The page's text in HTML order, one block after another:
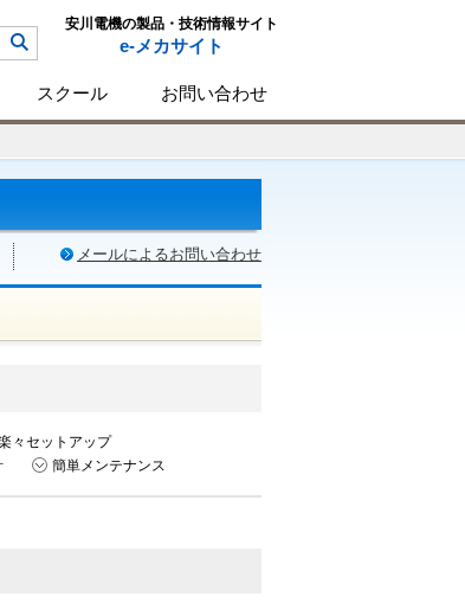
安川電機の製品・技術情報サイト
e-メカサイト
スクール お問い合わせ
メールによるお問い合わせ
々セットアップ
簡単メンテナンス